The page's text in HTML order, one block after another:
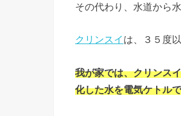
その代わり、水道から
クリンスイ は、３５度
我が家では、クリンス
化した水を電気ケトル